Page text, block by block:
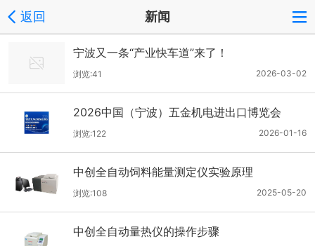
返回 新闻
宁波又一条“产业快车道”来了！
2026-03-02
浏览:41
2026中国（宁波）五金机电进出口博览会
2026-01-16
浏览:122
中创全自动饲料能量测定仪实验原理
2025-05-20
浏览:108
中创全自动量热仪的操作步骤